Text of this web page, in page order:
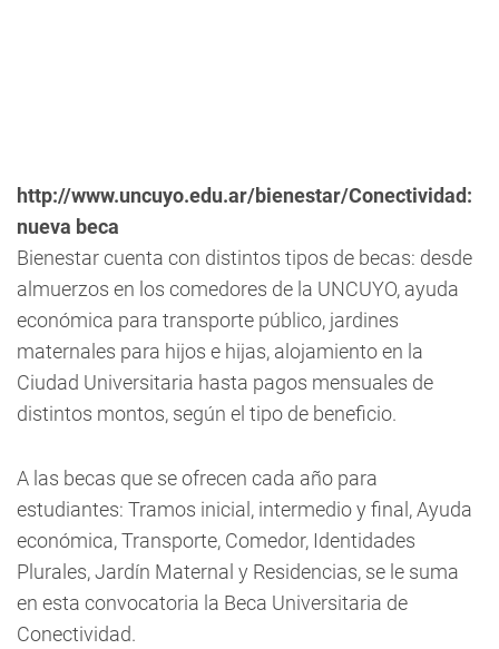
http://www.uncuyo.edu.ar/bienestar/Conectividad:
nueva beca
Bienestar cuenta con distintos tipos de becas: desde
almuerzos en los comedores de la UNCUYO, ayuda
económica para transporte público, jardines
maternales para hijos e hijas, alojamiento en la
Ciudad Universitaria hasta pagos mensuales de
distintos montos, según el tipo de beneficio.
A las becas que se ofrecen cada año para
estudiantes: Tramos inicial, intermedio y final, Ayuda
económica, Transporte, Comedor, Identidades
Plurales, Jardín Maternal y Residencias, se le suma
en esta convocatoria la Beca Universitaria de
Conectividad.